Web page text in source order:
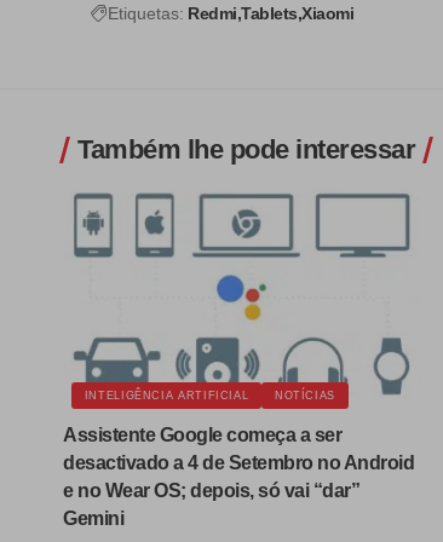
Etiquetas: Redmi Tablets Xiaomi
Também lhe pode interessar
INTELIGÊNCIA ARTIFICIAL NOTÍCIAS
Assistente Google começa a ser
desactivado a 4 de Setembro no Android
e no Wear OS; depois, só vai “dar”
Gemini